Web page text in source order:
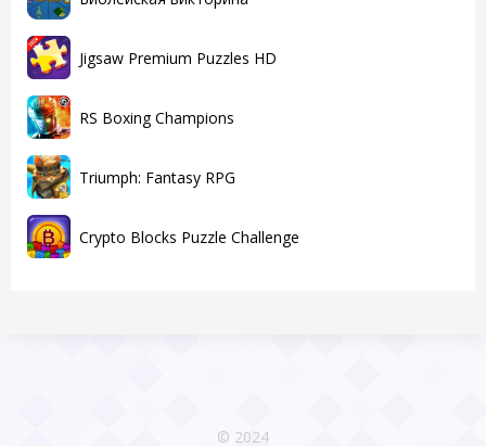
Jigsaw Premium Puzzles HD
RS Boxing Champions
Triumph: Fantasy RPG
Crypto Blocks Puzzle Challenge
© 2024